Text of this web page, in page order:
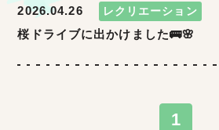
2026.04.26 レクリエーション
桜ドライブに出かけました🚌🌸
1